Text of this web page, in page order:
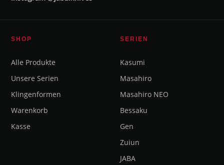
SHOP
Alle Produkte
Unsere Serien
Klingenformen
Warenkorb
Kasse
SERIEN
Kasumi
Masahiro
Masahiro NEO
Bessaku
Gen
Zuiun
JABA